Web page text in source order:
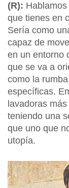
(R):
que tienes en
Sería como
capaz de
en un entorno
que se va a
como la
específicas.
lavadoras
teniendo una
que uno que
utopía.